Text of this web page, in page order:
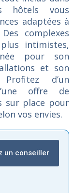
hôtelsvous
adaptées à
Des complexes
plus intimistes,
pour son
et son
Profitez d’un
offre de
sur place pour
vos envies.
un conseiller